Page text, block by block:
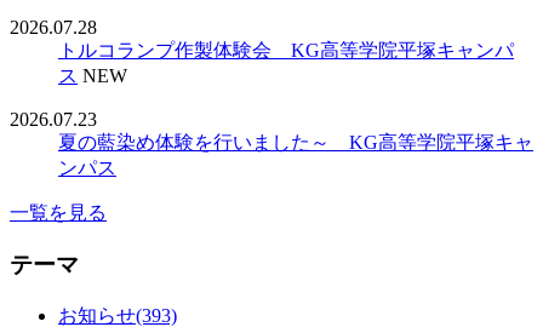
2026.07.28
トルコランプ作製体験会 KG高等学院平塚キャンパ
ス NEW
2026.07.23
夏の藍染め体験を行いました～ KG高等学院平塚キャ
ンパス
一覧を見る
テーマ
お知らせ(393)